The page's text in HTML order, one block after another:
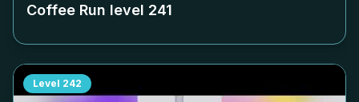
Coffee Run level 241
Level 242